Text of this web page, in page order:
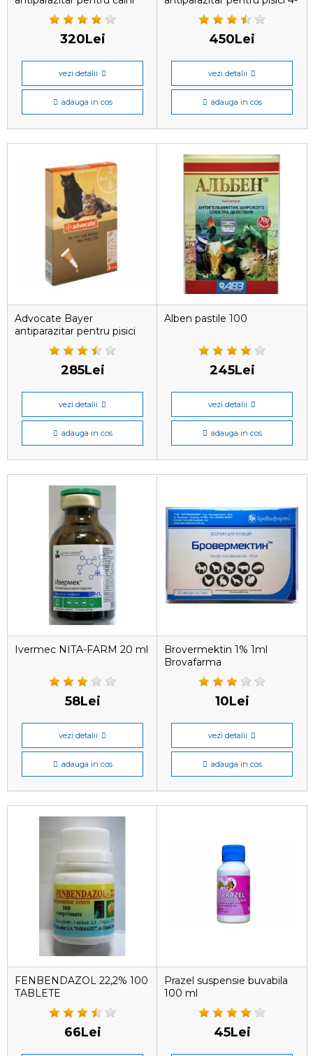
sub 4 kg, 1 pipetă
320Lei
vezi detalii
adauga in cos
8 kg, 1 pipetă
450Lei
vezi detalii
adauga in cos
Advocate Bayer
antiparazitar pentru pisici
sub 4 kg, 1 pipetă
285Lei
vezi detalii
adauga in cos
Alben pastile 100
245Lei
vezi detalii
adauga in cos
Ivermec NITA-FARM 20 ml
58Lei
vezi detalii
adauga in cos
Brovermektin 1% 1ml
Brovafarma
10Lei
vezi detalii
adauga in cos
FENBENDAZOL 22,2% 100
TABLETE
66Lei
Prazel suspensie buvabila
100 ml
45Lei